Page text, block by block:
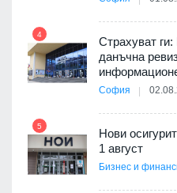
4
Страхуват
данъчна
София
5
Нови
1 август
Бизнес и